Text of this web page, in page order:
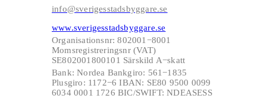
info@sverigesstadsbyggare.se
www.sverigesstadsbyggare.se
Organisationsnr: 802001−8001
Momsregistreringsnr (VAT)
SE802001800101 Särskild A−skatt
Bank: Nordea Bankgiro: 561−1835
Plusgiro: 1172−6 IBAN: SE80 9500 0099
6034 0001 1726 BIC/SWIFT: NDEASESS